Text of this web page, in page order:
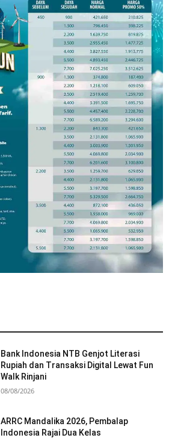
Bank Indonesia NTB Genjot Literasi
Rupiah dan Transaksi Digital Lewat Fun
Walk Rinjani
08/08/2026
ARRC Mandalika 2026, Pembalap
Indonesia Rajai Dua Kelas